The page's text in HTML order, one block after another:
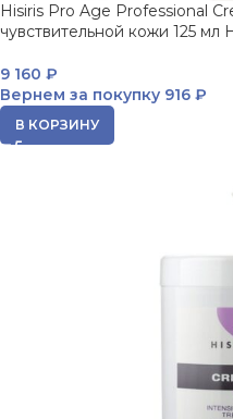
Hisiris Pro Age Professional
чувствительной кожи 125 мл
9 160 ₽
Вернем за покупку 916 ₽
В КОРЗИНУ